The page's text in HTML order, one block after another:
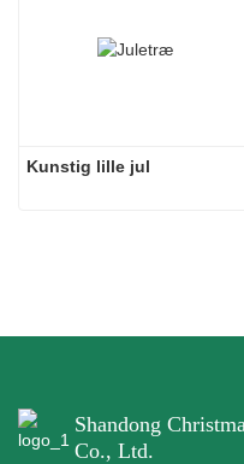
Kunstig lille jul
Shandong
Co., Ltd.